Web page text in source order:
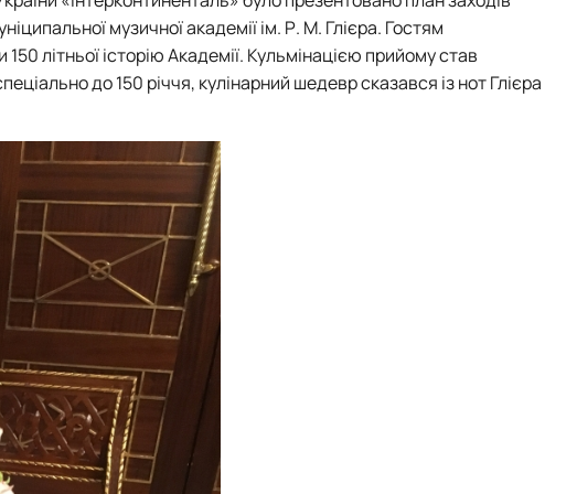
факультету
України
студентської молоді
англійської філології
фізичної культури і спорту
філософії та міжнародної комунікації
культурології
музичноїакадемії ім. Р. М. Глієра. Гостям
літньої історію Академії. Кульмінацією прийому став
до 150 річчя, кулінарний шедевр сказався із нот Глієра